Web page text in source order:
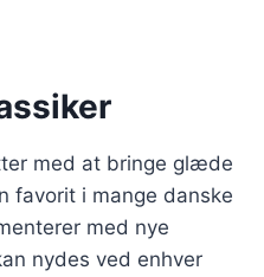
med at bringe glæde
favorit i mange danske
med nye
nydes ved enhver